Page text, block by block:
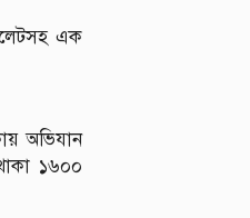
এক
অভিযান
১৬০০